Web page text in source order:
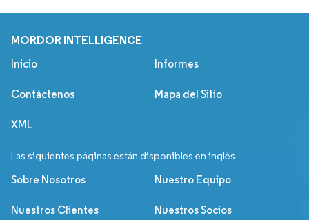
MORDOR INTELLIGENCE
Inicio Informes
Contáctenos Mapa del Sitio
XML
Las siguientes páginas están disponibles en inglés
Sobre Nosotros Nuestro Equipo
Nuestros Clientes Nuestros Socios